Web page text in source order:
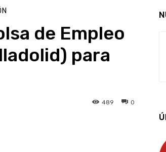
de Empleo
para
0
489